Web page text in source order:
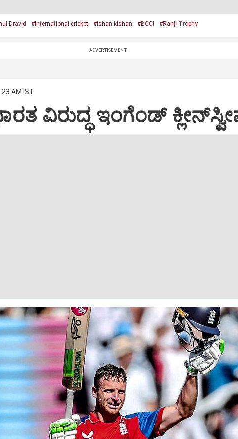
Dravid #international cricket #ishan kishan #BCCI #Ranji Trophy
ADVERTISEMENT
AM IST
ವಿರುದ್ಧ ಇಂಗೆಂಡ್‌